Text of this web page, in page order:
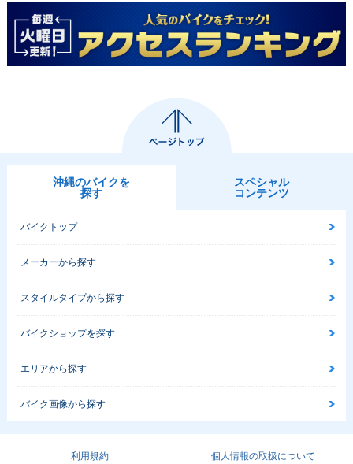
沖縄のバイクを
探す
スペシャル
コンテンツ
バイクトップ
メーカーから探す
スタイルタイプから探す
バイクショップを探す
エリアから探す
バイク画像から探す
利用規約 個人情報の取扱について